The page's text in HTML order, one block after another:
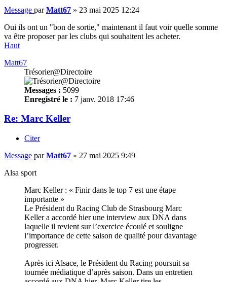
Message parMatt67 » 23 mai 2025 12:24
Oui ils ont un "bon de sortie," maintenant il faut voir quelle somme
va être proposer par les clubs qui souhaitent les acheter.
Haut
Matt67
Trésorier@Directoire
Messages : 5099
Enregistré le : 7 janv. 2018 17:46
Re: Marc Keller
Citer
Message parMatt67 » 27 mai 2025 9:49
Alsa sport
Marc Keller : « Finir dans le top 7 est une étape
importante »
Le Président du Racing Club de Strasbourg Marc
Keller a accordé hier une interview aux DNA dans
laquelle il revient sur l’exercice écoulé et souligne
l’importance de cette saison de qualité pour davantage
progresser.
Après ici Alsace, le Président du Racing poursuit sa
tournée médiatique d’après saison. Dans un entretien